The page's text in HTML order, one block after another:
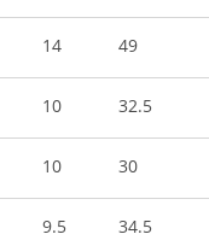
14 49
10 32.5
10 30
9.5 34.5